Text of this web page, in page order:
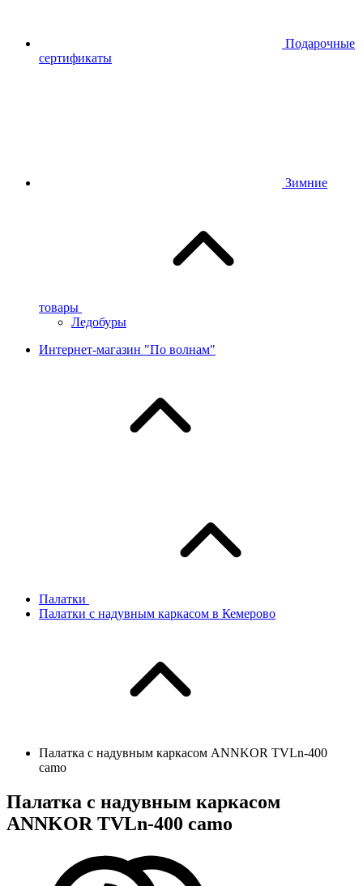
Подарочные
сертификаты
Зимние
товары
Ледобуры
Интернет-магазин "По волнам"
Палатки
Палатки с надувным каркасом в Кемерово
Палатка с надувным каркасом ANNKOR TVLn-400
camo
Палатка с надувным каркасом
ANNKOR TVLn-400 camo